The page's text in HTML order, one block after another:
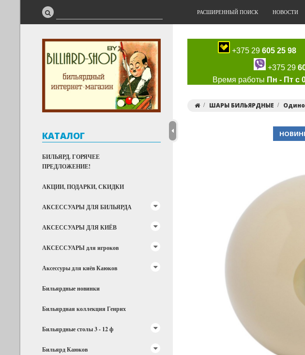
РАСШИРЕННЫЙ ПОИСК НОВОСТИ
КАТАЛОГ
БИЛЬЯРД. ГОРЯЧЕЕ
ПРЕДЛОЖЕНИЕ!
АКЦИИ, ПОДАРКИ, СКИДКИ
АКСЕССУАРЫ ДЛЯ БИЛЬЯРДА
АКСЕССУАРЫ ДЛЯ КИЁВ
АКСЕССУАРЫ для игроков
Аксессуры для киёв Каюков
Бильярдные новинки
Бильярдная коллекция Генрих
Бильярдные столы 3 - 12 ф
Бильярд Каюков
+375 29 605 25 98
+375 29
Время работы Пн - Пт с
ШАРЫ БИЛЬЯРДНЫЕ